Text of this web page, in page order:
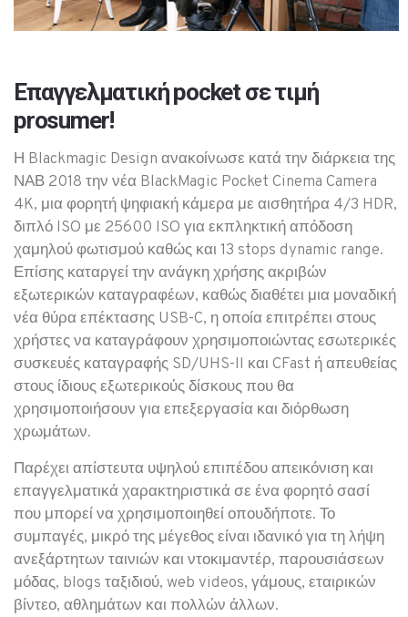
Επαγγελματική pocket σε τιμή
prosumer!
Η Blackmagic Design ανακοίνωσε κατά την διάρκεια της
ΝΑΒ 2018 την νέα BlackMagic Pocket Cinema Camera
4K, μια φορητή ψηφιακή κάμερα με αισθητήρα 4/3 HDR,
διπλό ISO με 25600 ISO για εκπληκτική απόδοση
χαμηλού φωτισμού καθώς και 13 stops dynamic range.
Επίσης καταργεί την ανάγκη χρήσης ακριβών
εξωτερικών καταγραφέων, καθώς διαθέτει μια μοναδική
νέα θύρα επέκτασης USB-C, η οποία επιτρέπει στους
χρήστες να καταγράφουν χρησιμοποιώντας εσωτερικές
συσκευές καταγραφής SD/UHS-II και CFast ή απευθείας
στους ίδιους εξωτερικούς δίσκους που θα
χρησιμοποιήσουν για επεξεργασία και διόρθωση
χρωμάτων.
Παρέχει απίστευτα υψηλού επιπέδου απεικόνιση και
επαγγελματικά χαρακτηριστικά σε ένα φορητό σασί
που μπορεί να χρησιμοποιηθεί οπουδήποτε. Το
συμπαγές, μικρό της μέγεθος είναι ιδανικό για τη λήψη
ανεξάρτητων ταινιών και ντοκιμαντέρ, παρουσιάσεων
μόδας, blogs ταξιδιού, web videos, γάμους, εταιρικών
βίντεο, αθλημάτων και πολλών άλλων.